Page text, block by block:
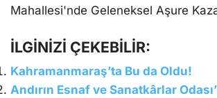
İLGİNİZİ ÇEKEBİLİR:
Kahramanmaraş’ta Bu da Oldu!
Andırın Esnaf ve Sanatkârlar